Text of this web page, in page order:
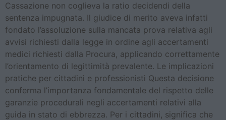
Cassazione non coglieva la ratio decidendi della
sentenza impugnata. Il giudice di merito aveva infatti
fondato l’assoluzione sulla mancata prova relativa agli
avvisi richiesti dalla legge in ordine agli accertamenti
medici richiesti dalla Procura, applicando correttamente
l’orientamento di legittimità prevalente. Le implicazioni
pratiche per cittadini e professionisti Questa decisione
conferma l’importanza fondamentale del rispetto delle
garanzie procedurali negli accertamenti relativi alla
guida in stato di ebbrezza. Per i cittadini, significa che